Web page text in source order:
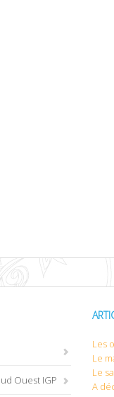
Ouest IGP
Les
Le
Le
A